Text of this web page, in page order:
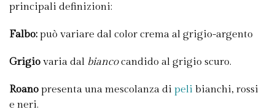
principali definizioni:
Falbo: può variare dal color crema al grigio-argento
Grigio varia dal biancocandido al grigio scuro.
Roano presenta una mescolanza di peli bianchi, rossi
e neri.